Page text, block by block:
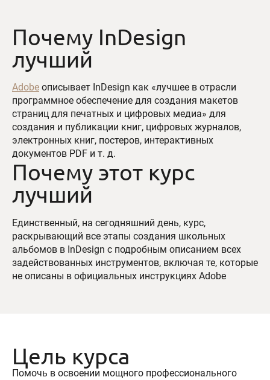
Почему InDesign
лучший
Adobe описывает InDesign как «лучшее в отрасли
программное обеспечение для создания макетов
страниц для печатных и цифровых медиа» для
создания и публикации книг, цифровых журналов,
электронных книг, постеров, интерактивных
документов PDF и т. д.
Почему этот курс
лучший
Единственный, на сегодняшний день, курс,
раскрывающий все этапы создания школьных
альбомов в InDesign с подробным описанием всех
задействованных инструментов, включая те, которые
не описаны в официальных инструкциях Adobe
Цель курса
Помочь в освоении мощного профессионального